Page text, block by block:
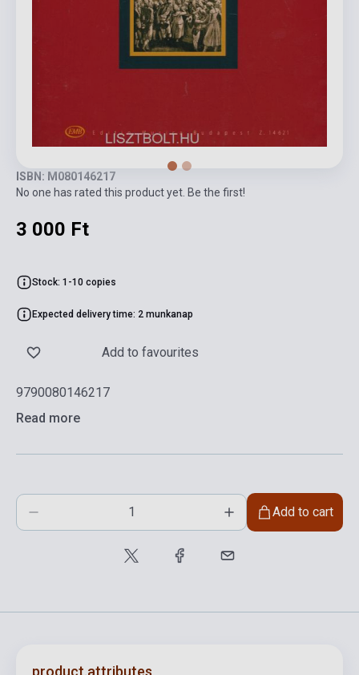
ISBN: M080146217
No one has rated this product yet. Be the first!
3 000 Ft
Stock: 1-10 copies
Expected delivery time: 2 munkanap
Add to favourites
9790080146217
Read more
Add to cart
product.attributes